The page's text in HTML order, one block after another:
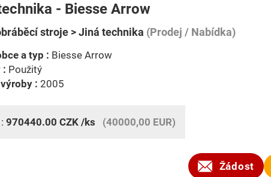
- Biesse Arrow
stroje > Jiná technika (Prodej / Nabídka)
a typ : Biesse Arrow
: Použitý
: 2005
970440.00 CZK /ks (40000,00 EUR)
Žádost